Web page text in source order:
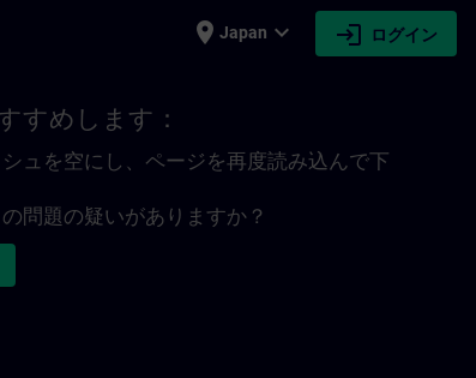
place Japan expand_more login ログイン
すめします：
ュを空にし、ページを再度読み込んで下
問題の疑いがありますか？